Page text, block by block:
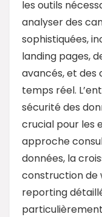
les outils
analyser des
sophistiquées,
landing pages,
avancés, et
temps réel.
sécurité des
crucial pour les
approche
données, la
construction de
reporting